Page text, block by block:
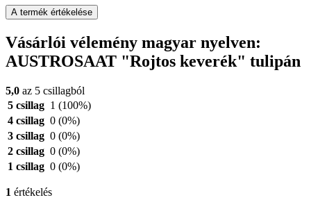
A termék értékelése
Vásárlói vélemény magyar nyelven:
AUSTROSAAT "Rojtos keverék" tulipán
5,0 az 5 csillagból
5 csillag 1 (100%)
4 csillag 0 (0%)
3 csillag 0 (0%)
2 csillag 0 (0%)
1 csillag 0 (0%)
1 értékelés